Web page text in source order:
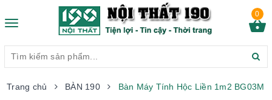
Toggle
0
Trang chủ BÀN 190 Bàn Máy Tính Hộc Liền 1m2 BG03M